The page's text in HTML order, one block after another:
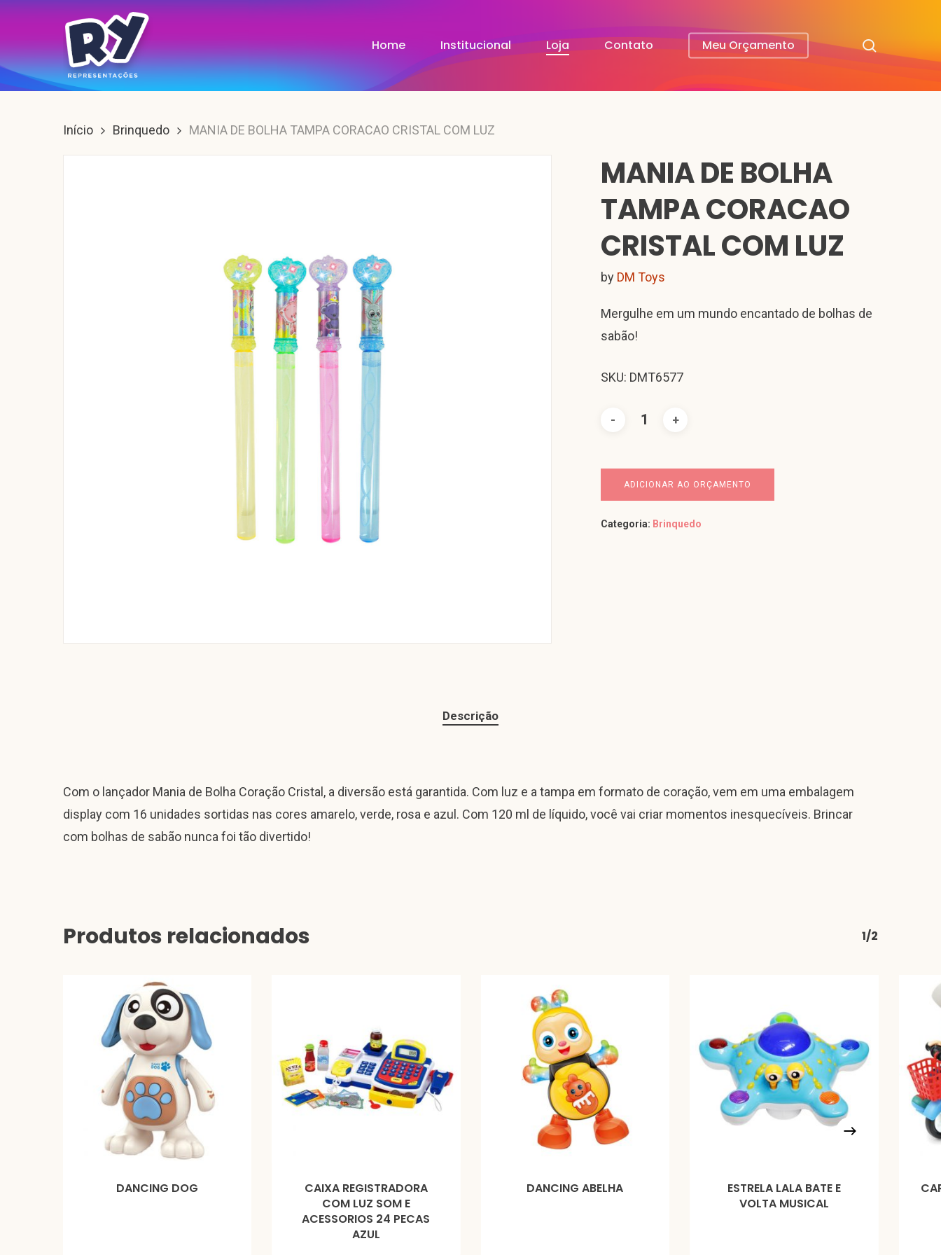
Skip
main
content
Home Institucional Loja Contato Meu Orçamento
Início Brinquedo MANIA DE BOLHA TAMPA CORACAO CRISTAL COM LUZ
MANIA DE BOLHA
TAMPA CORACAO
CRISTAL COM LUZ
by DM Toys
Mergulhe em um mundo encantado de bolhas de
sabão!
SKU: DMT6577
ADICIONAR AO ORÇAMENTO
Categoria: Brinquedo
Descrição
Com o lançador Mania de Bolha Coração Cristal, a diversão está garantida. Com luz e a tampa em formato de coração, vem em uma embalagem
display com 16 unidades sortidas nas cores amarelo, verde, rosa e azul. Com 120 ml de líquido, você vai criar momentos inesquecíveis. Brincar
com bolhas de sabão nunca foi tão divertido!
Produtos relacionados 1/2
DANCING DOG
CAIXA REGISTRADORA
COM LUZ SOM E
ACESSORIOS 24 PECAS
AZUL
DANCING ABELHA
ESTRELA LALA BATE E
VOLTA MUSICAL